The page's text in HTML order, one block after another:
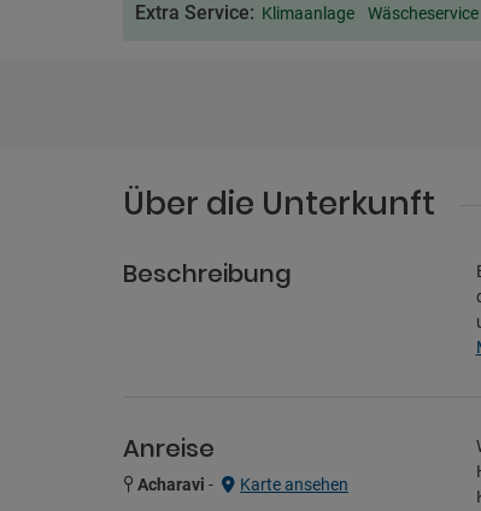
Extra Service: Klimaanlage Wäscheservice
Über die Unterkunft
Beschreibung
Anreise
Acharavi - Karte ansehen